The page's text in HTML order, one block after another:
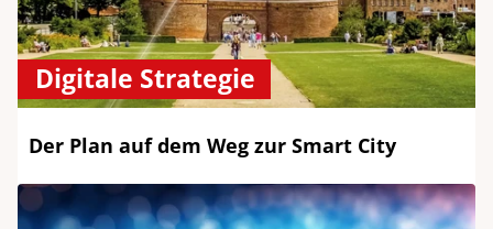
Digitale Strategie
Der Plan auf dem Weg zur Smart City